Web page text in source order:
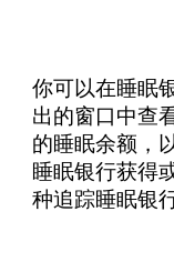
你可以在睡眠
出的窗口中查
的睡眠余额，
睡眠银行获得
种追踪睡眠银